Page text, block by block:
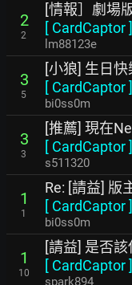
2
2
[情報］劇場
[ CardCaptor]
lm88123e
3
5
[小狼] 生日快
[ CardCaptor]
bi0ss0m
3
3
[推薦] 現在
[ CardCaptor]
s511320
1
1
Re: [請益] 版
[ CardCaptor]
bi0ss0m
1
10
[請益] 是否該
[ CardCaptor]
spark894